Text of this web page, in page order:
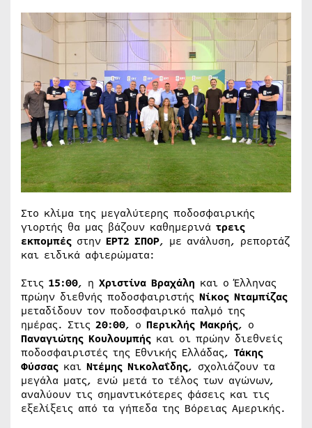
Στο κλίμα της μεγαλύτερης ποδοσφαιρικής
γιορτής θα μας βάζουν καθημερινά τρεις
εκπομπές στην ΕΡΤ2 ΣΠΟΡ, με ανάλυση, ρεπορτάζ
και ειδικά αφιερώματα:
Στις 15:00, η Χριστίνα Βραχάλη και ο Έλληνας
πρώην διεθνής ποδοσφαιριστής Νίκος Νταμπίζας
μεταδίδουν τον ποδοσφαιρικό παλμό της
ημέρας. Στις 20:00, ο Περικλής Μακρής, ο
Παναγιώτης Κουλουμπής και οι πρώην διεθνείς
ποδοσφαιριστές της Εθνικής Ελλάδας, Τάκης
Φύσσας και Ντέμης Νικολαΐδης, σχολιάζουν τα
μεγάλα ματς, ενώ μετά το τέλος των αγώνων,
αναλύουν τις σημαντικότερες φάσεις και τις
εξελίξεις από τα γήπεδα της Βόρειας Αμερικής.